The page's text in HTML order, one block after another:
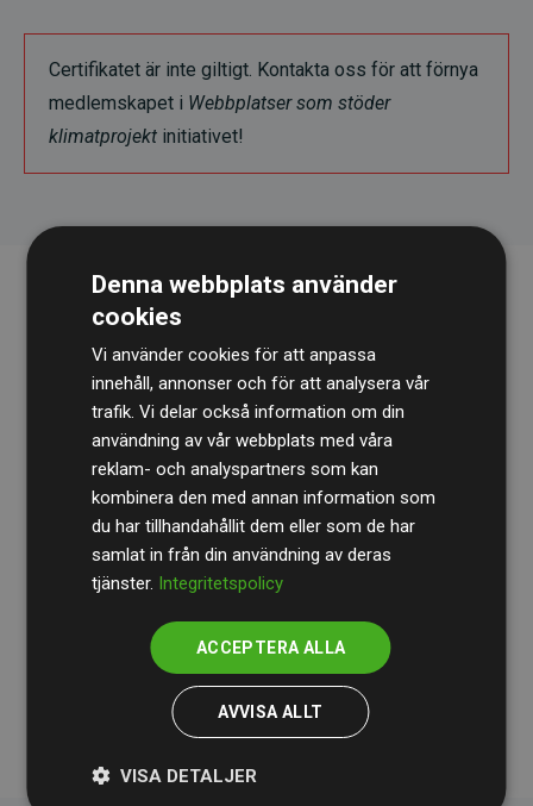
Certifikatet är inte giltigt. Kontakta oss för att förnya
medlemskapet i Webbplatser som stöder
klimatprojekt initiativet!
RevisionsbyrånBDOgranskar kontinuerligt våra
beräkningar och vår metod för att säkerställa
transparens och tillförlitlighet.
Deras granskning visar att våra investeringar i
de beräknade CO₂-utsläppenfrån
medlemswebbplatser – ett tydligt bevis på att vårt
arbetssätt ger mätbar klimatnytta.
Denna webbplats använder
cookies
Vi använder cookies för att anpassa
innehåll, annonser och för att analysera vår
trafik. Vi delar också information om din
användning av vår webbplats med våra
reklam- och analyspartners som kan
kombinera den med annan information som
du har tillhandahållit dem eller som de har
samlat in från din användning av deras
tjänster. Integritetspolicy
ACCEPTERA ALLA
AVVISA ALLT
VISA DETALJER